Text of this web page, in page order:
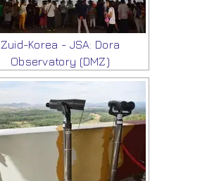
Zuid-Korea - JSA: Dora
Observatory (DMZ)